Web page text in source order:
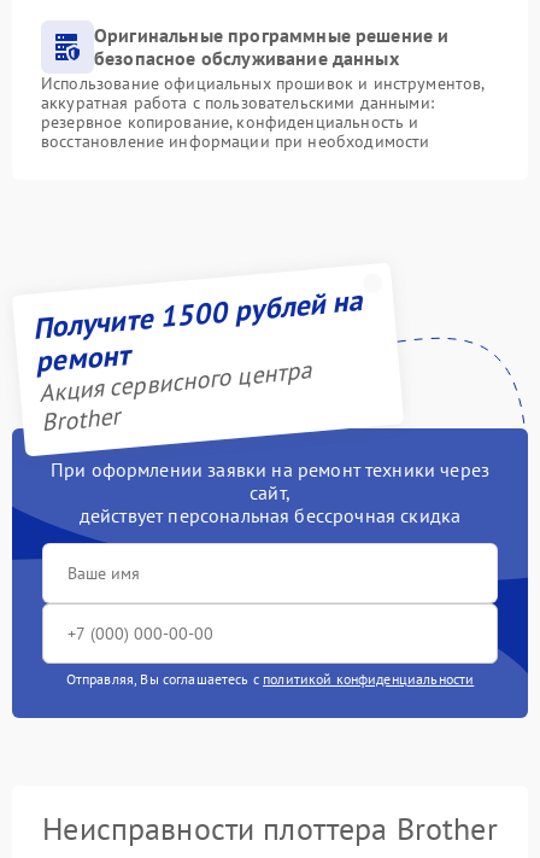
Оригинальные программные решение и
безопасное обслуживание данных
Использование официальных прошивок и инструментов,
аккуратная работа с пользовательскими данными:
резервное копирование, конфиденциальность и
восстановление информации при необходимости
Получите 1500 рублей на
ремонт
Акция сервисного центра
Brother
При оформлении заявки на ремонт техники через
сайт,
действует персональная бессрочная скидка
Отправляя, Вы соглашаетесь с политикой конфиденциальности
Неисправности плоттера Brother